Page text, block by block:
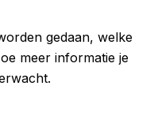
gedaan, welke
meer informatie je